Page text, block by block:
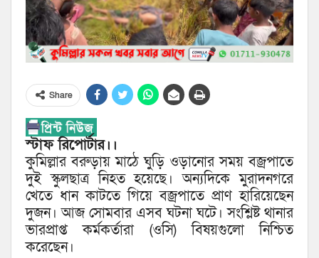
Share
স্টাফ রিপোর্টার।।
কুমিল্লার বরুড়ায় মাঠে ঘুড়ি ওড়ানোর সময় বজ্রপাতে
দুই স্কুলছাত্র নিহত হয়েছে। অন্যদিকে মুরাদনগরে
খেতে ধান কাটতে গিয়ে বজ্রপাতে প্রাণ হারিয়েছেন
দুজন। আজ সোমবার এসব ঘটনা ঘটে। সংশ্লিষ্ট থানার
ভারপ্রাপ্ত কর্মকর্তারা (ওসি) বিষয়গুলো নিশ্চিত
করেছেন।